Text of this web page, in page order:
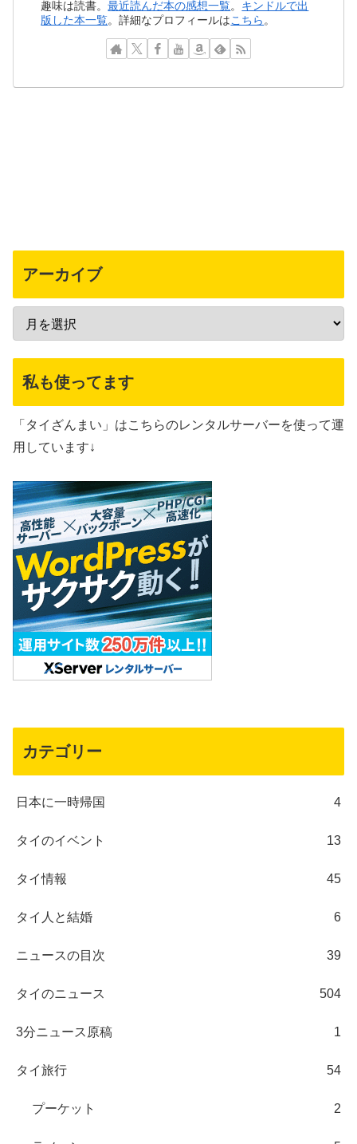
趣味は読書。最近読んだ本の感想一覧。 キンドルで出
版した本一覧。詳細なプロフィールはこちら 。
アーカイブ
私も使ってます
「タイざんまい」はこちらのレンタルサーバーを使って運
用しています↓
カテゴリー
日本に一時帰国 4
タイのイベント 13
タイ情報 45
タイ人と結婚 6
ニュースの目次 39
タイのニュース 504
3分ニュース原稿 1
タイ旅行 54
プーケット 2